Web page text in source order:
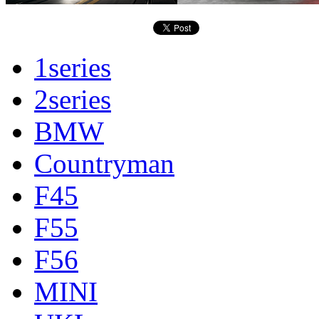
1series
2series
BMW
Countryman
F45
F55
F56
MINI